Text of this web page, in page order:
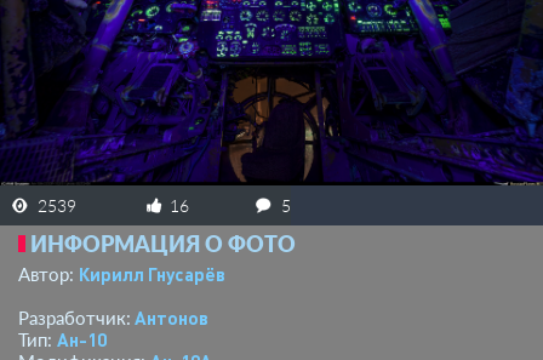
ЗАРЕГИСТРИРОВАТЬСЯ
2539 16 5
ИНФОРМАЦИЯ О ФОТО
Автор: Кирилл Гнусарёв
Разработчик: Антонов
Тип: Ан-10